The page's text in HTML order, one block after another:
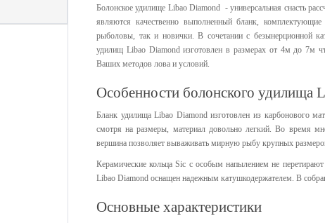
Болонское удилище Libao Diamond - универсальная снасть
являются качественно выполненный бланк,
рыболовы, так и новички. В сочетании с безынерционной
удилищ Libao Diamond изготовлен в размерах от 4м до 7м
Ваших методов лова и условий.
Особенности болонского удилища
Бланк удилища Libao Diamond изготовлен из карбонового
смотря на размеры, материал довольно легкий. Во время
вершина позволяет вываживать мирную рыбу крупных
Керамические кольца Sic с особым напылением не
Libao Diamond оснащен надежным катушкодержателем. В
Основные характеристики